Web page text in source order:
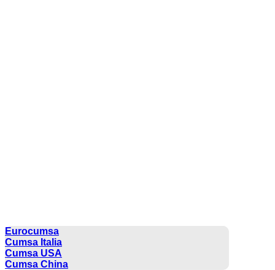
Eurocumsa
Cumsa Italia
Cumsa USA
Cumsa China